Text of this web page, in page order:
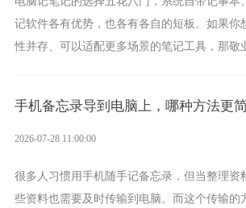
记软件各有优势，也各有各自的短板。如果你
性并存、可以适配更多场景的笔记工具，那敬
手机备忘录导到电脑上，哪种方法更
2026-07-28 11:00:00
很多人习惯用手机随手记备忘录，但当整理资
些资料也需要及时传输到电脑。而这个传输的